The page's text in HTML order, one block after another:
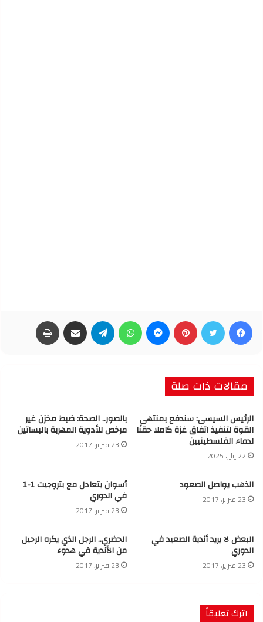
فيسبوك تويتر بينتيريست ماسنجر واتساب تيلقرام مشاركة عبر البريد
مقالات ذات صلة
الرئيس السيسى: سندفع بمنتهى
القوة لتنفيذ اتفاق غزة كاملا حقنًا
لدماء الفلسطينيين
22 يناير، 2025
بالصور.. الصحة: ضبط مخزن غير
مرخص للأدوية المهربة بالبساتين
23 فبراير، 2017
الذهب يواصل الصعود
23 فبراير، 2017
أسوان يتعادل مع بتروجيت 1-1
في الدوري
23 فبراير، 2017
البعض لا يريد أندية الصعيد في
الدوري
23 فبراير، 2017
الحضري.. الرجل الذي يكره الرحيل
من الأندية في هدوء
23 فبراير، 2017
اترك تعليقاً